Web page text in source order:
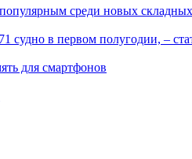
среди новых складных
судно в первом полугодии, –
для смартфонов